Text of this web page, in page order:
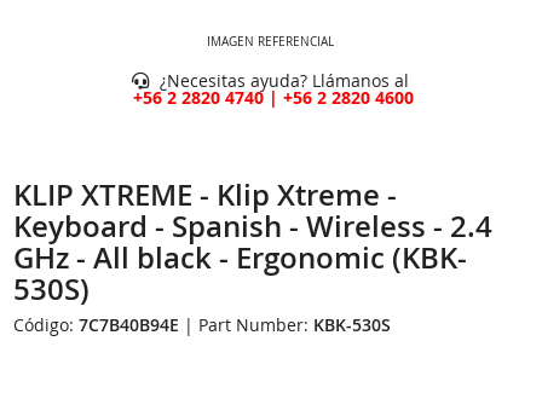
IMAGEN REFERENCIAL
¿Necesitas ayuda? Llámanos al
+56 2 2820 4740 | +56 2 2820 4600
KLIP XTREME - Klip Xtreme -
Keyboard - Spanish - Wireless - 2.4
GHz - All black - Ergonomic (KBK-
530S)
Código:7C7B40B94E | Part Number: KBK-530S